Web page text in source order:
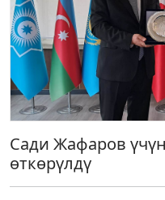
Сади Жафаров
өткөрүлдү